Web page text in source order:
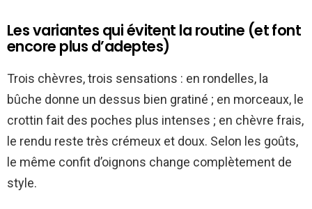
Les variantes qui évitent la routine (et font
encore plus d’adeptes)
Trois chèvres, trois sensations : en rondelles, la
bûche donne un dessus bien gratiné ; en morceaux, le
crottin fait des poches plus intenses ; en chèvre frais,
le rendu reste très crémeux et doux. Selon les goûts,
le même confit d’oignons change complètement de
style.